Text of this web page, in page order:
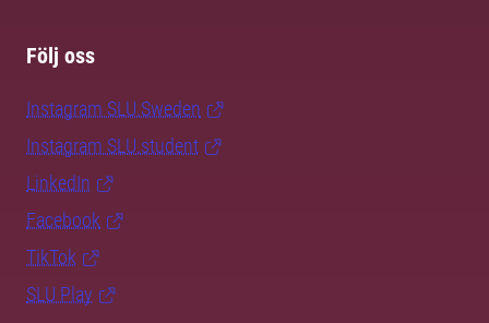
Följ oss
Instagram SLU.Sweden
Instagram SLU.student
LinkedIn
Facebook
TikTok
SLU Play